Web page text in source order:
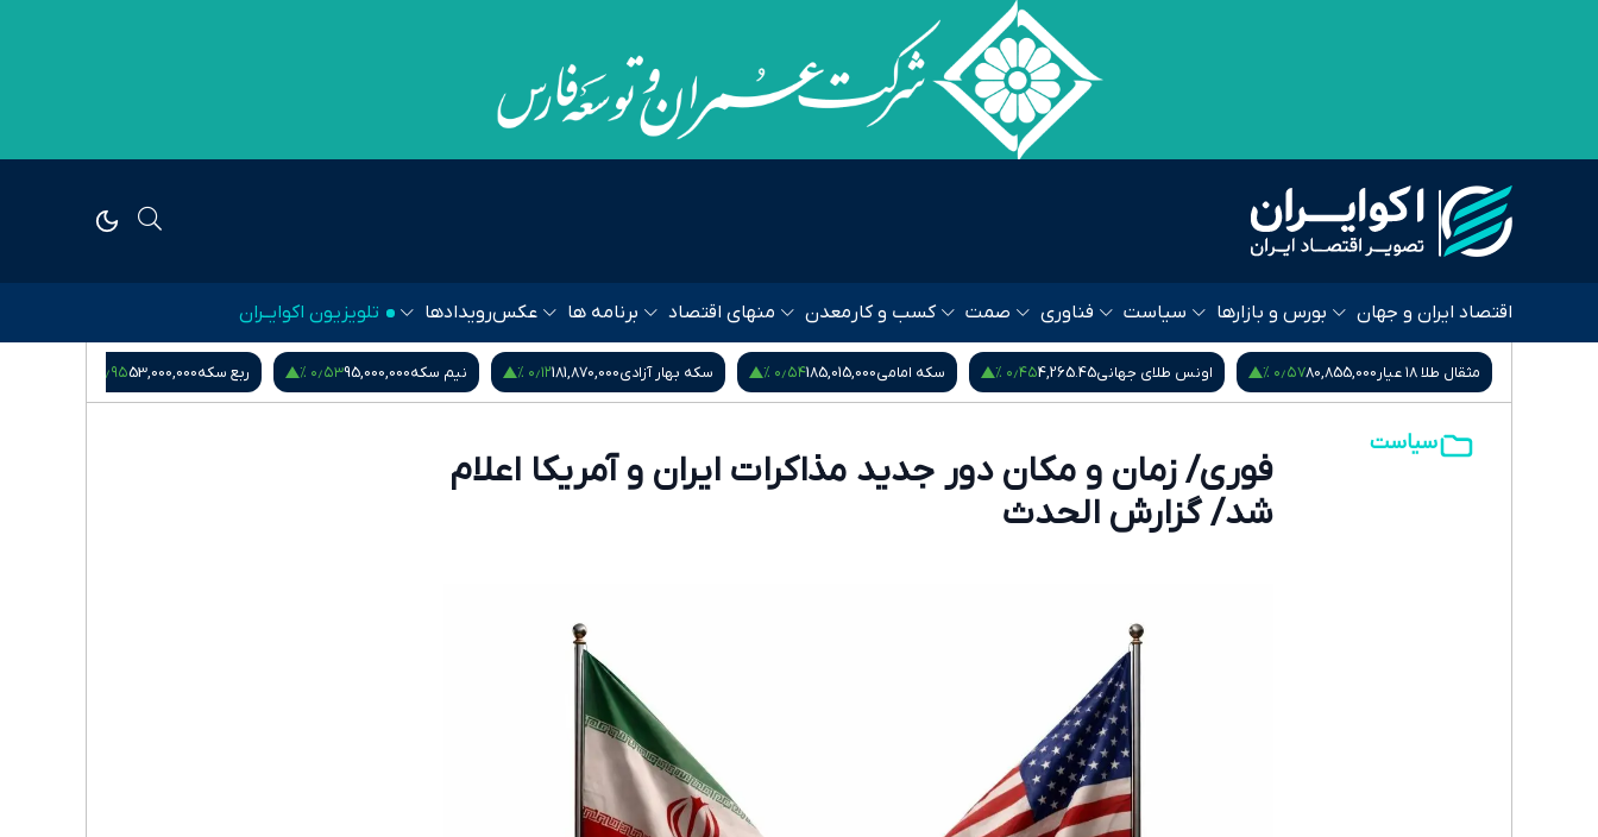
اقتصاد ایران و جهان بورس و بازارها سیاست فناوری صمت کسب و کار معدن منهای اقتصاد برنامه ها عکسرویدادها تلویزیون اکوایــران
اونس طلای جهانی4,265.45۰٫۴۵ % سکه امامی185,015,000۰٫۵۴ % سکه بهار آزادی181,870,000۰٫۱۲ % نیم سکه95,000,000۰٫۵۳ % ربع سکه53,000,000۰٫۹۵ % یورو 217,280 ‎−۰٫۰۱ % درهم امارات
سیاست
فوری/ زمان و مکان دور جدید مذاکرات ایران و آمریکا اعلام
شد/ گزارش الحدث